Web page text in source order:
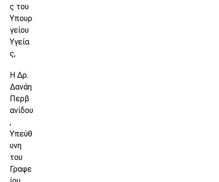
ς του
Υπουρ
γείου
Υγεία
ς,
Η Δρ.
Δανάη
Περβ
ανίδου
,
Υπεύθ
υνη
του
Γραφε